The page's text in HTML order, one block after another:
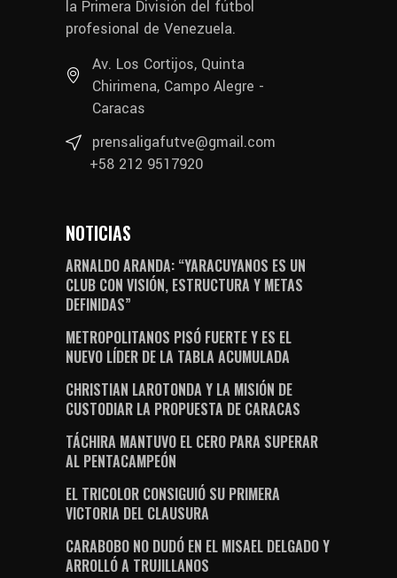
la Primera División del fútbol
profesional de Venezuela.
Av. Los Cortijos, Quinta
Chirimena, Campo Alegre -
Caracas
prensaligafutve@gmail.com
+58 212 9517920
NOTICIAS
ARNALDO ARANDA: “YARACUYANOS ES UN
CLUB CON VISIÓN, ESTRUCTURA Y METAS
DEFINIDAS”
METROPOLITANOS PISÓ FUERTE Y ES EL
NUEVO LÍDER DE LA TABLA ACUMULADA
CHRISTIAN LAROTONDA Y LA MISIÓN DE
CUSTODIAR LA PROPUESTA DE CARACAS
TÁCHIRA MANTUVO EL CERO PARA SUPERAR
AL PENTACAMPEÓN
EL TRICOLOR CONSIGUIÓ SU PRIMERA
VICTORIA DEL CLAUSURA
CARABOBO NO DUDÓ EN EL MISAEL DELGADO Y
ARROLLÓ A TRUJILLANOS